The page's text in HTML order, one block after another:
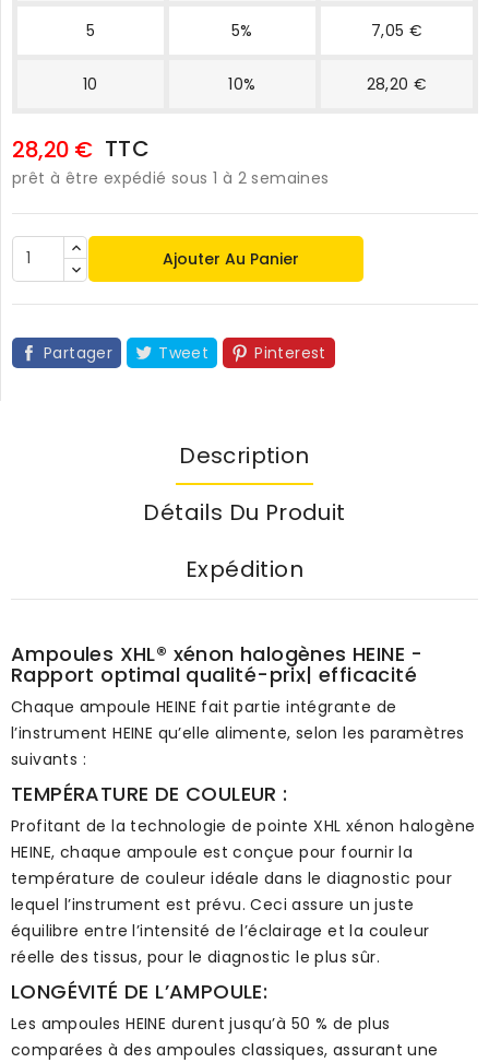
5 5% 7,05 €
10 10% 28,20 €
28,20 € TTC
prêt à être expédié sous 1 à 2 semaines
Ajouter Au Panier
Partager Tweet Pinterest
Description
Détails Du Produit
Expédition
Ampoules XHL® xénon halogènes HEINE -
Rapport optimal qualité-prix| efficacité
Chaque ampoule HEINE fait partie intégrante de
l’instrument HEINE qu’elle alimente, selon les paramètres
suivants :
TEMPÉRATURE DE COULEUR :
Profitant de la technologie de pointe XHL xénon halogène
HEINE, chaque ampoule est conçue pour fournir la
température de couleur idéale dans le diagnostic pour
lequel l’instrument est prévu. Ceci assure un juste
équilibre entre l’intensité de l’éclairage et la couleur
réelle des tissus, pour le diagnostic le plus sûr.
LONGÉVITÉ DE L’AMPOULE:
Les ampoules HEINE durent jusqu’à 50 % de plus
comparées à des ampoules classiques, assurant une